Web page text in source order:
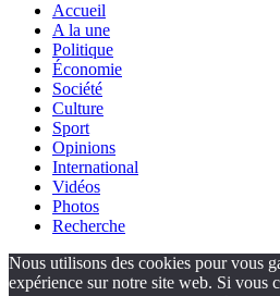
Accueil
A la une
Politique
Économie
Société
Culture
Sport
Opinions
International
Vidéos
Photos
Recherche
Nous utilisons des cookies pour vous
expérience sur notre site web. Si vous